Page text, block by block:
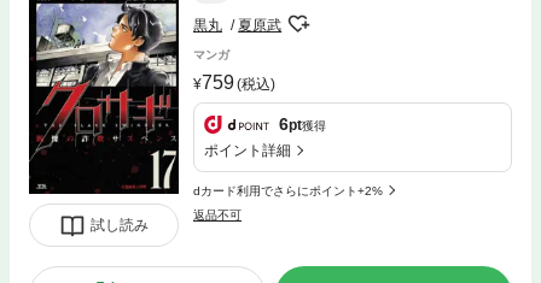
試し読み
黒丸 夏原武
マンガ
759(税込)
6pt獲得
ポイント詳細
dカード利用でさらにポイント+2%
返品不可